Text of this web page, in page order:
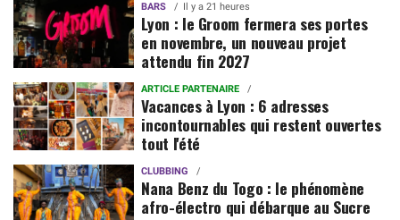
BARS Il y a 21 heures
Lyon : le Groom fermera ses portes
en novembre, un nouveau projet
attendu fin 2027
ARTICLE PARTENAIRE
Vacances à Lyon : 6 adresses
incontournables qui restent ouvertes
tout l'été
CLUBBING
Nana Benz du Togo : le phénomène
afro-électro qui débarque au Sucre